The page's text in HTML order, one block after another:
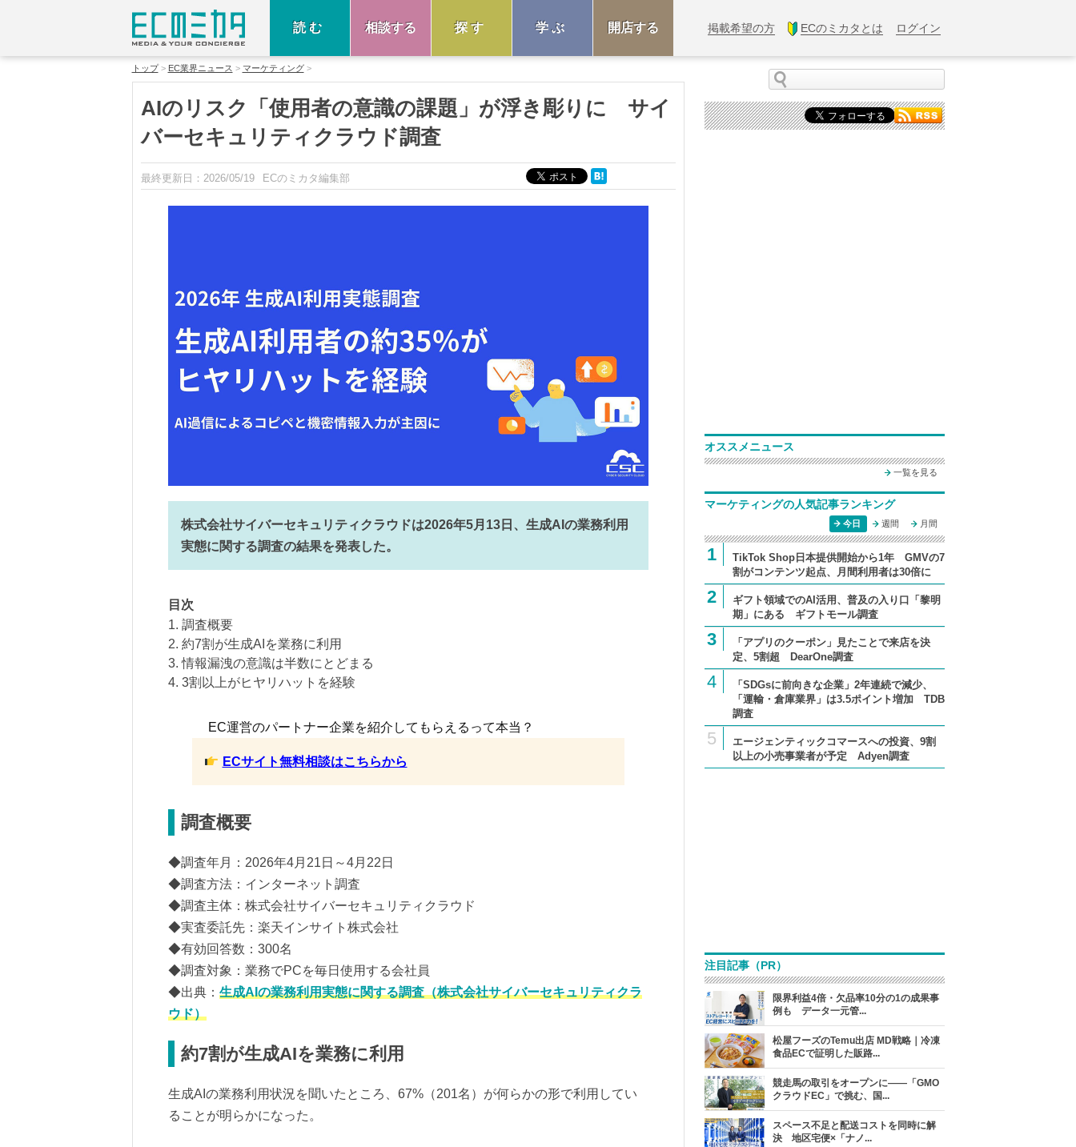
読む 相談する 探す 学ぶ 開店する 掲載希望の方 ECのミカタとは ログイン
トップ EC業界ニュース マーケティング
AIのリスク「使用者の意識の課題」が浮き彫りに サイ
バーセキュリティクラウド調査
最終更新日： 2026/05/19 ECのミカタ編集部
株式会社サイバーセキュリティクラウドは2026年5月13日、生成AIの業務利用
実態に関する調査の結果を発表した。
目次
1. 調査概要
2. 約7割が生成AIを業務に利用
3. 情報漏洩の意識は半数にとどまる
4. 3割以上がヒヤリハットを経験
EC運営のパートナー企業を紹介してもらえるって本当？
ECサイト無料相談はこちらから
調査概要
◆調査年月：2026年4月21日～4月22日
◆調査方法：インターネット調査
◆調査主体：株式会社サイバーセキュリティクラウド
◆実査委託先：楽天インサイト株式会社
◆有効回答数：300名
◆調査対象：業務でPCを毎日使用する会社員
◆出典： 生成AIの業務利用実態に関する調査（株式会社サイバーセキュリティクラ
ウド）
約7割が生成AIを業務に利用
生成AIの業務利用状況を聞いたところ、67%（201名）が何らかの形で利用してい
ることが明らかになった。
オススメニュース
一覧を見る
マーケティングの人気記事ランキング
今日 週間 月間
1
TikTok Shop日本提供開始から1年 GMVの7
割がコンテンツ起点、月間利用者は30倍に
2
ギフト領域でのAI活用、普及の入り口「黎明
期」にある ギフトモール調査
3
「アプリのクーポン」見たことで来店を決
定、5割超 DearOne調査
4
「SDGsに前向きな企業」2年連続で減少、
「運輸・倉庫業界」は3.5ポイント増加 TDB
調査
5
エージェンティックコマースへの投資、9割
以上の小売事業者が予定 Adyen調査
注目記事（PR）
限界利益4倍・欠品率10分の1の成果事
例も データ一元管...
松屋フーズのTemu出店 MD戦略｜冷凍
食品ECで証明した販路...
競走馬の取引をオープンに――「GMO
クラウドEC」で挑む、国...
スペース不足と配送コストを同時に解
決 地区宅便×「ナノ...